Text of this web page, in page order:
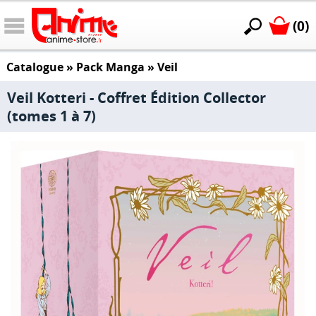
(0)
Catalogue» Pack Manga » Veil
Veil Kotteri - Coffret Édition Collector
(tomes 1 à 7)